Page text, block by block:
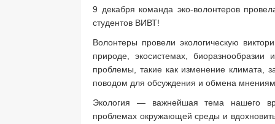
9 декабря команда эко-волонтеров
студентов ВИВТ!
Волонтеры провели экологическую
природе, экосистемах,
проблемы, такие как изменение климата,
поводом для обсуждения и обмена
Экология — важнейшая тема нашего
проблемах окружающей среды и